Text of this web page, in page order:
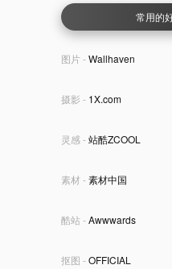
常用的
图片 -Wallhaven
摄影 - 1X.com
灵感 -站酷ZCOOL
素材 -素材中国
酷站 -Awwwards
抠图 -OFFICIAL